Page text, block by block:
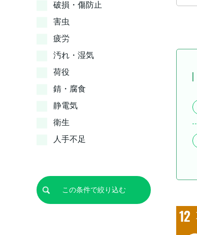
破損・傷防止
害虫
疲労
汚れ・湿気
荷役
錆・腐食
静電気
衛生
人手不足